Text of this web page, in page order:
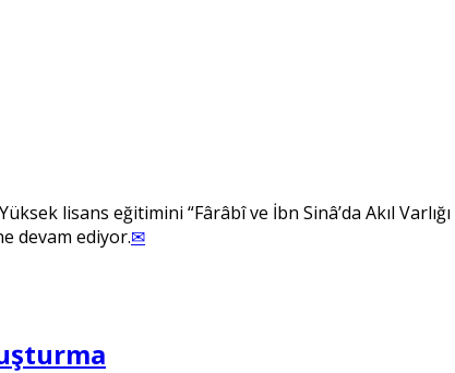
lisans eğitimini “Fârâbî ve İbn Sinâ’da Akıl
devam ediyor.✉